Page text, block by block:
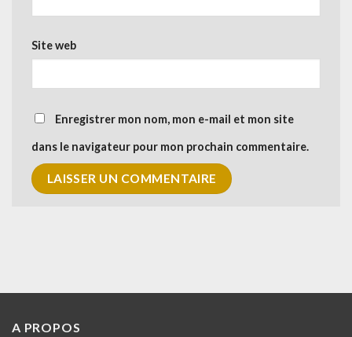
Site web
Enregistrer mon nom, mon e-mail et mon site
dans le navigateur pour mon prochain commentaire.
A PROPOS